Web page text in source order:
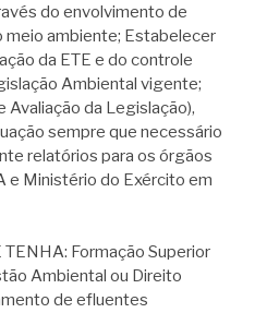
do envolvimento de
meio ambiente; Estabelecer
da ETE e do controle
Ambiental vigente;
da Legislação),
sempre que necessário
relatórios para os órgãos
e Ministério do Exército em
TENHA: Formação Superior
Ambiental ou Direito
de efluentes